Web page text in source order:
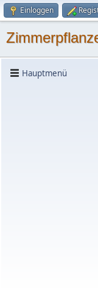
Einloggen
Hauptmenü